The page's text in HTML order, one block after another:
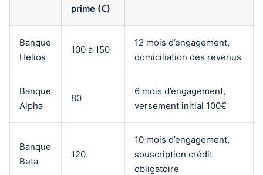
prime (€)
Banque
Helios
100 à 150
12 mois d’engagement,
domiciliation des revenus
Banque
Alpha
80
6 mois d’engagement,
versement initial 100€
Banque
Beta
120
10 mois d’engagement,
souscription crédit
obligatoire